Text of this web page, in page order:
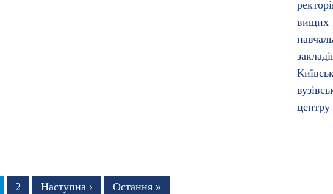
Сторінка
2
Наступна
Наступна ›
Остання
Остання »